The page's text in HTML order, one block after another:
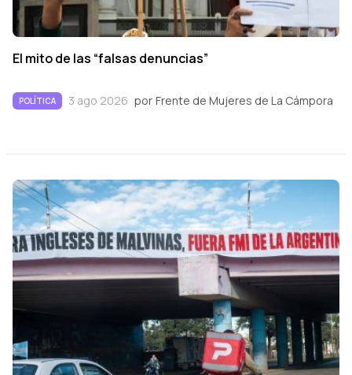
El mito de las “falsas denuncias”
POLÍTICA 3 ago 2026 por Frente de Mujeres de La Cámpora